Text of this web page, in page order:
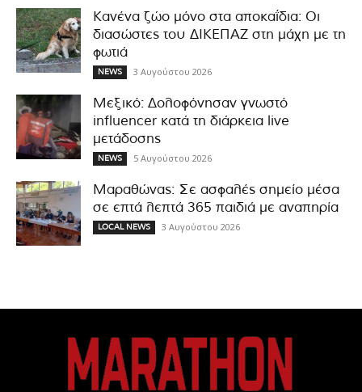
Κανένα ζώο μόνο στα αποκαΐδια: Οι
διασώστες του ΔΙΚΕΠΑΖ στη μάχη με τη
φωτιά
NEWS 3 Αυγούστου 2026
Μεξικό: Δολοφόνησαν γνωστό
influencer κατά τη διάρκεια live
μετάδοσης
NEWS 5 Αυγούστου 2026
Μαραθώνας: Σε ασφαλές σημείο μέσα
σε επτά λεπτά 365 παιδιά με αναπηρία
LOCAL NEWS 3 Αυγούστου 2026